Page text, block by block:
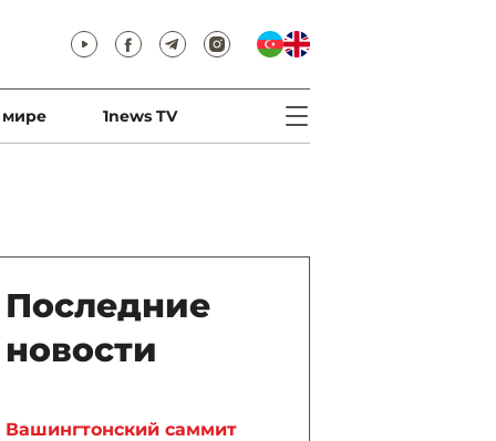
мире 1news TV
Последние
новости
Вашингтонский саммит